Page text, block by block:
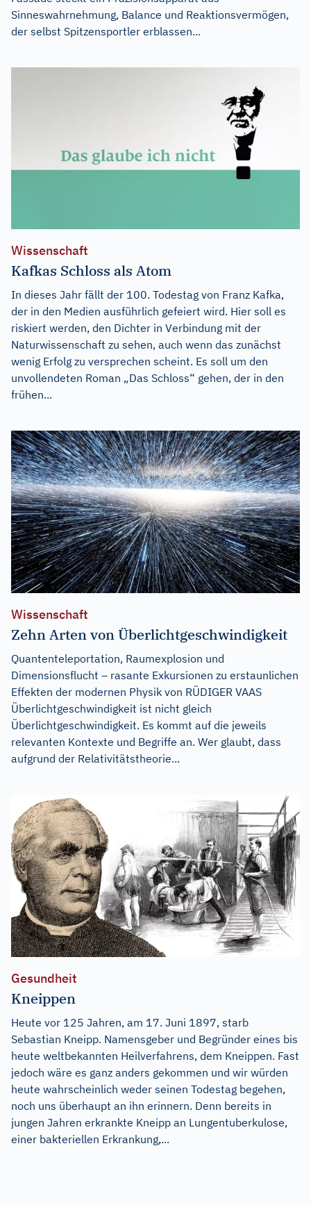
Sinneswahrnehmung, Balance und Reaktionsvermögen,
der selbst Spitzensportler erblassen...
Wissenschaft
Kafkas Schloss als Atom
In dieses Jahr fällt der 100. Todestag von Franz Kafka,
der in den Medien ausführlich gefeiert wird. Hier soll es
riskiert werden, den Dichter in Verbindung mit der
Naturwissenschaft zu sehen, auch wenn das zunächst
wenig Erfolg zu versprechen scheint. Es soll um den
unvollendeten Roman „Das Schloss“ gehen, der in den
frühen...
Wissenschaft
Zehn Arten von Überlichtgeschwindigkeit
Quantenteleportation, Raumexplosion und
Dimensionsflucht – rasante Exkursionen zu erstaunlichen
Effekten der modernen Physik von RÜDIGER VAAS
Überlichtgeschwindigkeit ist nicht gleich
Überlichtgeschwindigkeit. Es kommt auf die jeweils
relevanten Kontexte und Begriffe an. Wer glaubt, dass
aufgrund der Relativitätstheorie...
Gesundheit
Kneippen
Heute vor 125 Jahren, am 17. Juni 1897, starb
Sebastian Kneipp. Namensgeber und Begründer eines bis
heute weltbekannten Heilverfahrens, dem Kneippen. Fast
jedoch wäre es ganz anders gekommen und wir würden
heute wahrscheinlich weder seinen Todestag begehen,
noch uns überhaupt an ihn erinnern. Denn bereits in
jungen Jahren erkrankte Kneipp an Lungentuberkulose,
einer bakteriellen Erkrankung,...